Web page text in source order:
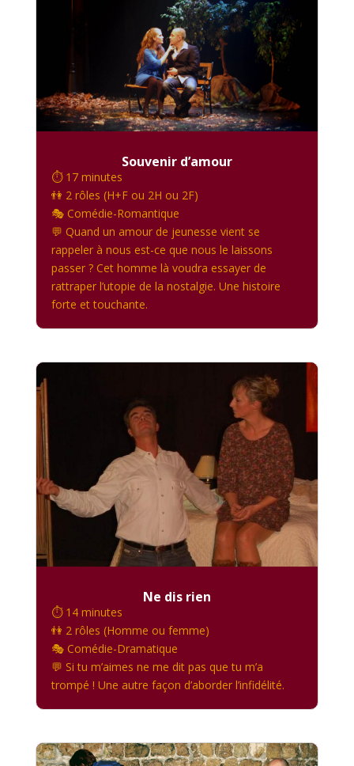
Souvenir d’amour
⏱️ 17 minutes
👫 2 rôles (H+F ou 2H ou 2F)
🎭 Comédie-Romantique
💬 Quand un amour de jeunesse vient se
rappeler à nous est-ce que nous le laissons
passer ? Cet homme là voudra essayer de
rattraper l’utopie de la nostalgie. Une histoire
forte et touchante.
Ne dis rien
⏱️ 14 minutes
👫 2 rôles (Homme ou femme)
🎭 Comédie-Dramatique
💬 Si tu m’aimes ne me dit pas que tu m’a
trompé ! Une autre façon d’aborder l’infidélité.